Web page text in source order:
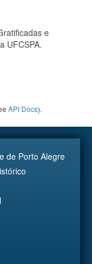
e
UFCSPA.
API Docs).
de Porto Alegre